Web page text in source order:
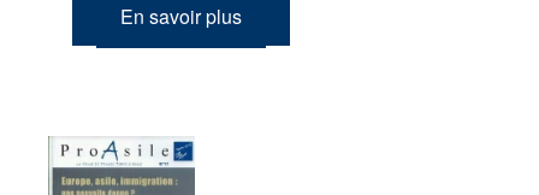
En savoir plus